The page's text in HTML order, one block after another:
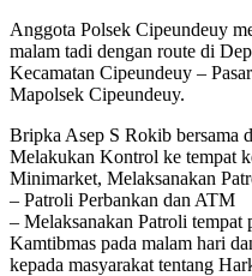
Anggota Polsek Cipeundeuy
malam tadi dengan route di
Kecamatan Cipeundeuy –
Mapolsek Cipeundeuy.
Bripka Asep S Rokib bersama
Melakukan Kontrol ke tempat
Minimarket, Melaksanakan
– Patroli Perbankan dan ATM
– Melaksanakan Patroli
Kamtibmas pada malam hari
kepada masyarakat tentang